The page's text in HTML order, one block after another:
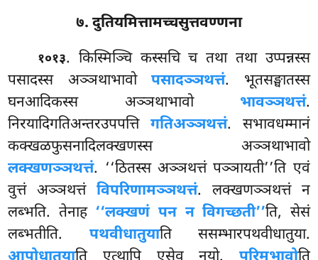
७. दुतियमित्तामच्चसुत्तवण्णना
१०१३. किस्मिञ्चि कस्सचि च तथा तथा उप्पन्नस्स
पसादस्स अञ्ञथाभावोपसादञ्ञथत्तं. भूतसङ्घातस्स
घनआदिकस्स अञ्ञथाभावो भावञ्ञथत्तं.
निरयादिगतिअन्तरउपपत्ति गतिअञ्ञथत्तं. सभावधम्मानं
कक्खळफुसनादिलक्खणस्स अञ्ञथाभावो
लक्खणञ्ञथत्तं. ‘‘ठितस्स अञ्ञथत्तं पञ्ञायती’’ति एवं
वुत्तं अञ्ञथत्तं विपरिणामञ्ञथत्तं. लक्खणञ्ञथत्तं न
लब्भति. तेनाह ‘‘लक्खणं पन न विगच्छती’’ति, सेसं
लब्भतीति. पथवीधातुयाति ससम्भारपथवीधातुया.